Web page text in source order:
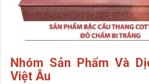
Nhóm Sản Phẩm Và
Việt Âu